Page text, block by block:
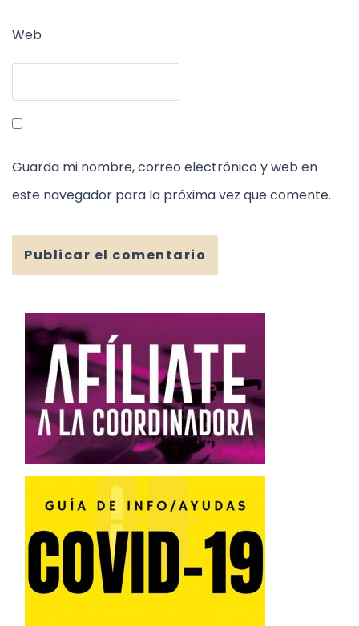
Web
Guarda mi nombre, correo electrónico y web en
este navegador para la próxima vez que comente.